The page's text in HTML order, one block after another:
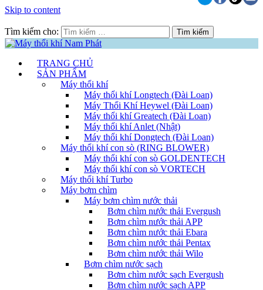
Skip to content
Tìm kiếm cho:
TRANG CHỦ
SẢN PHẨM
Máy thổi khí
Máy thổi khí Longtech (Đài Loan)
Máy Thổi Khí Heywel (Đài Loan)
Máy thổi khí Greatech (Đài Loan)
Máy thổi khí Anlet (Nhật)
Máy thổi khí Dongtech (Đài Loan)
Máy thổi khí con sò (RING BLOWER)
Máy thổi khí con sò GOLDENTECH
Máy thổi khí con sò VORTECH
Máy thổi khí Turbo
Máy bơm chìm
Máy bơm chìm nước thải
Bơm chìm nước thải Evergush
Bơm chìm nước thải APP
Bơm chìm nước thải Ebara
Bơm chìm nước thải Pentax
Bơm chìm nước thải Wilo
Bơm chìm nước sạch
Bơm chìm nước sạch Evergush
Bơm chìm nước sạch APP